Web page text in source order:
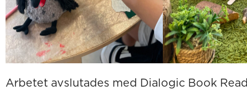
Arbetet avslutades med Dialogic Book